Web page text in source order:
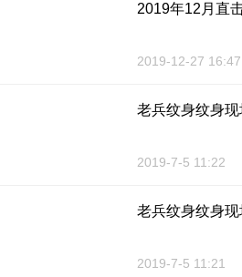
2019年12月直
2019-12-27 16:47
老兵纹身纹身
2019-7-5 11:22
老兵纹身纹身
2019-7-5 11:21